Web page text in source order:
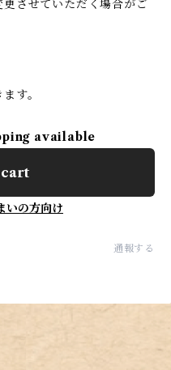
させていただく場合がご
す。
available
いの方向け
通報する